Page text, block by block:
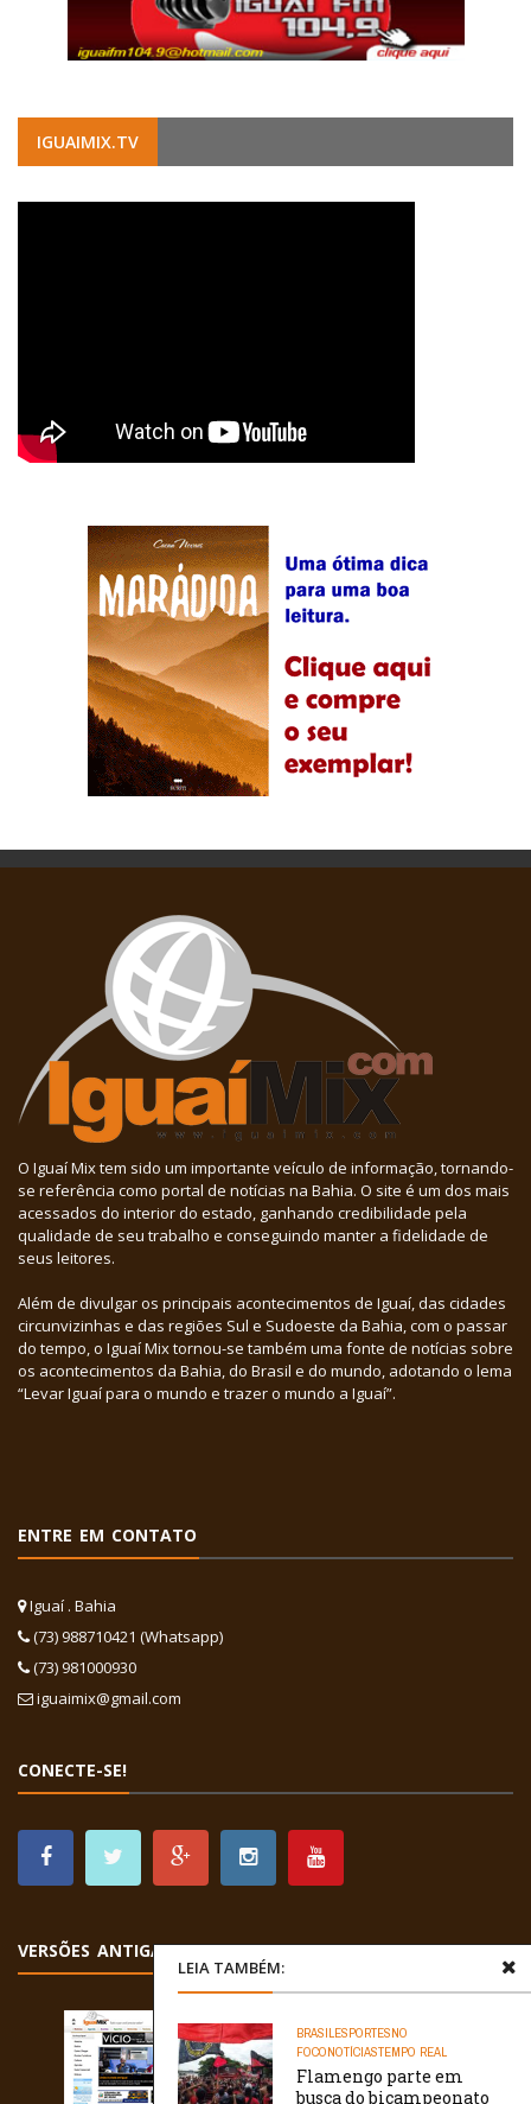
LEIA TAMBÉM:
BRASILESPORTESNO
FOCONOTÍCIASTEMPO REAL
Flamengo parte em
busca do bicampeonato
IGUAIMIX.TV
O Iguaí Mix tem sido um importante veículo de informação, tornando-
se referência como portal de notícias na Bahia. O site é um dos mais
acessados do interior do estado, ganhando credibilidade pela
qualidade de seu trabalho e conseguindo manter a fidelidade de
seus leitores.
Além de divulgar os principais acontecimentos de Iguaí, das cidades
circunvizinhas e das regiões Sul e Sudoeste da Bahia, com o passar
do tempo, o Iguaí Mix tornou-se também uma fonte de notícias sobre
os acontecimentos da Bahia, do Brasil e do mundo, adotando o lema
“Levar Iguaí para o mundo e trazer o mundo a Iguaí”.
ENTRE EM CONTATO
Iguaí . Bahia
(73) 988710421 (Whatsapp)
(73) 981000930
iguaimix@gmail.com
CONECTE-SE!
VERSÕES ANTIGAS